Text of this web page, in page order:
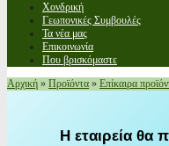
Χονδρική
Γεωπονικές Συμβουλές
Τα νέα μας
Επικοινωνία
Που βρισκόμαστε
Αρχική » Προϊόντα » Επίκαιρα
Η εταιρεία θα